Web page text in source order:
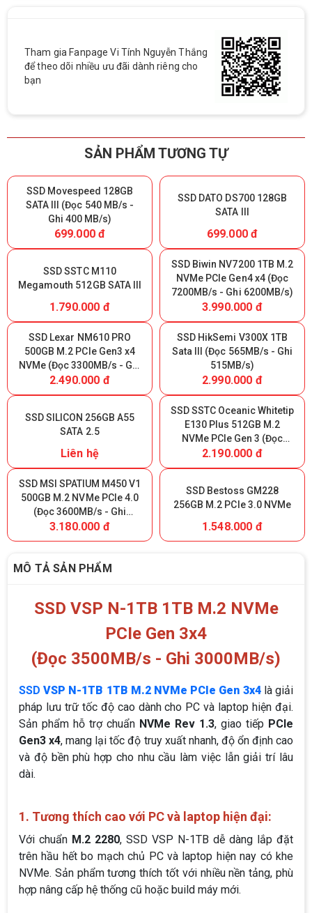
Tham gia Fanpage Vi Tính Nguyễn Thắng
để theo dõi nhiều ưu đãi dành riêng cho
bạn
SẢN PHẨM TƯƠNG TỰ
SSD Movespeed 128GB
SATA III (Đọc 540 MB/s -
Ghi 400 MB/s)
699.000 đ
SSD DATO DS700 128GB
SATA III
699.000 đ
SSD SSTC M110
Megamouth 512GB SATA III
1.790.000 đ
SSD Biwin NV7200 1TB M.2
NVMe PCIe Gen4 x4 (Đọc
7200MB/s - Ghi 6200MB/s)
3.990.000 đ
SSD Lexar NM610 PRO
500GB M.2 PCIe Gen3 x4
NVMe (Đọc 3300MB/s - Ghi
1700MB/s)
2.490.000 đ
SSD HikSemi V300X 1TB
Sata III (Đọc 565MB/s - Ghi
515MB/s)
2.990.000 đ
SSD SILICON 256GB A55
SATA 2.5
Liên hệ
SSD SSTC Oceanic Whitetip
E130 Plus 512GB M.2
NVMe PCIe Gen 3 (Đọc
3200MB/s - Ghi 2700MB/s)
2.190.000 đ
SSD MSI SPATIUM M450 V1
500GB M.2 NVMe PCIe 4.0
(Đọc 3600MB/s - Ghi
2300MB/s)
3.180.000 đ
SSD Bestoss GM228
256GB M.2 PCIe 3.0 NVMe
1.548.000 đ
MÔ TẢ SẢN PHẨM
SSD VSP N-1TB 1TB M.2 NVMe
PCIe Gen 3x4
(Đọc 3500MB/s - Ghi 3000MB/s)
SSDVSP N-1TB 1TB M.2 NVMe PCIe Gen 3x4là giải
pháp lưu trữ tốc độ cao dành cho PC và laptop hiện đại.
Sản phẩm hỗ trợ chuẩn NVMe Rev 1.3, giao tiếp PCIe
Gen3 x4, mang lại tốc độ truy xuất nhanh, độ ổn định cao
và độ bền phù hợp cho nhu cầu làm việc lẫn giải trí lâu
dài.
1. Tương thích cao với PC và laptop hiện đại:
Với chuẩn M.2 2280, SSD VSP N-1TB dễ dàng lắp đặt
trên hầu hết bo mạch chủ PC và laptop hiện nay có khe
NVMe. Sản phẩm tương thích tốt với nhiều nền tảng, phù
hợp nâng cấp hệ thống cũ hoặc build máy mới.